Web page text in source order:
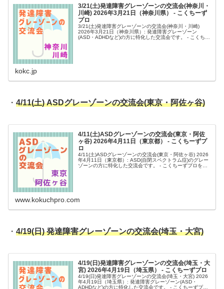
3/21(土)発達障害グレーゾーンの交流会(神奈川・
川崎) 2026年3月21日（神奈川県） - こくちーず
プロ
3/21(土)発達障害グレーゾーンの交流会(神奈川・川崎)
2026年3月21日（神奈川県）: 発達障害グレーゾーン
(ASD・ADHDなど)の方に特化した交流会です。 - こくちー
kokc.jp
・ 4/11(土) ASDグレーゾーンの交流会(東京・阿佐ヶ谷)
4/11(土)ASDグレーゾーンの交流会(東京・阿佐
ヶ谷) 2026年4月11日（東京都） - こくちーずプ
ロ
4/11(土)ASDグレーゾーンの交流会(東京・阿佐ヶ谷) 2026
年4月11日（東京都）: ASD(自閉スペクトラム症)のグレー
ゾーンの方に特化した交流会です。 - こくちーずプロを使
www.kokuchpro.com
・ 4/19(日) 発達障害グレーゾーンの交流会(埼玉・大宮)
4/19(日)発達障害グレーゾーンの交流会(埼玉・大
宮) 2026年4月19日（埼玉県） - こくちーずプロ
4/19(日)発達障害グレーゾーンの交流会(埼玉・大宮) 2026
年4月19日（埼玉県）: 発達障害グレーゾーン(ASD・
ADHDなど)の方に特化した交流会です。 - こくちーずプロ